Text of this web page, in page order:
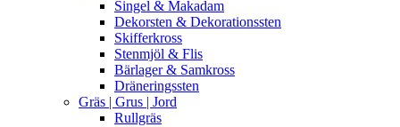
Singel & Makadam
Dekorsten & Dekorationssten
Skifferkross
Stenmjöl & Flis
Bärlager & Samkross
Dräneringssten
Gräs | Grus | Jord
Rullgräs